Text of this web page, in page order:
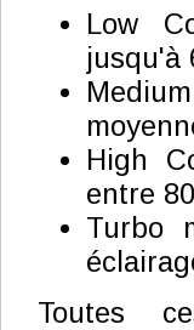
Low
jusqu'à
High
entre
Turbo
Toutes